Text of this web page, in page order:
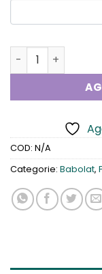
Babolat Pure
COD: N/A
Categorie: Babolat,